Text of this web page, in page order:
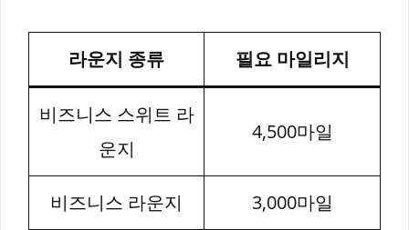
라운지 종류 필요 마일리지
비즈니스 스위트 라
운지
4,500마일
비즈니스 라운지 3,000마일